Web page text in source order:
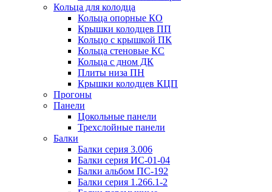
Кольца для колодца
Кольца опорные КО
Крышки колодцев ПП
Кольцо с крышкой ПК
Кольца стеновые КС
Кольца с дном ДК
Плиты низа ПН
Крышки колодцев КЦП
Прогоны
Панели
Цокольные панели
Трехслойные панели
Балки
Балки серия 3.006
Балки серия ИС-01-04
Балки альбом ПС-192
Балки серия 1.266.1-2